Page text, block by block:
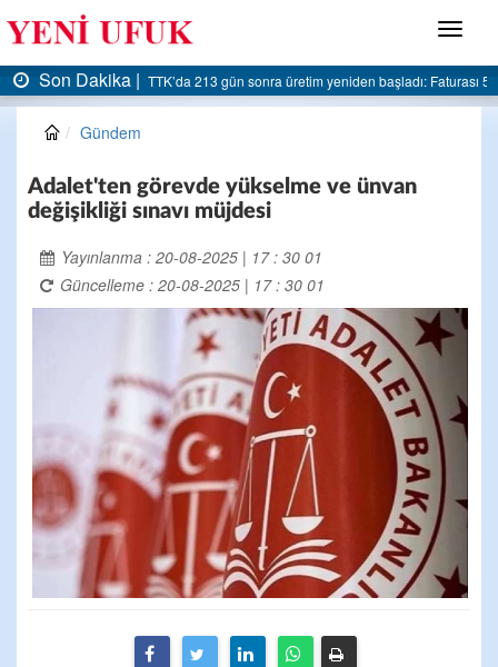
Menü
5 milyar liraya dayandı
Son Dakika |AK Parti Ereğli İlçe Başkanlığı’ndan belediyeye
Gündem
Adalet'ten görevde yükselme ve ünvan
değişikliği sınavı müjdesi
Yayınlanma : 20-08-2025 | 17 : 30 01
Güncelleme : 20-08-2025 | 17 : 30 01